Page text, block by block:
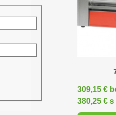
309,15 €
380,25 € s